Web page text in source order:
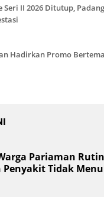
Seri II 2026 Ditutup,
Hadirkan Promo Bertema
Pariaman
Penyakit Tidak